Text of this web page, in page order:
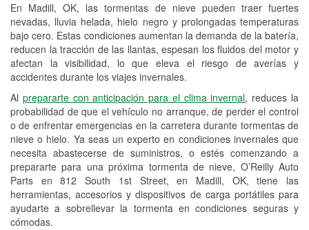
En Madill, OK, las tormentas de nieve pueden traer fuertes
nevadas, lluvia helada, hielo negro y prolongadas temperaturas
bajo cero. Estas condiciones aumentan la demanda de la batería,
reducen la tracción de las llantas, espesan los fluidos del motor y
afectan la visibilidad, lo que eleva el riesgo de averías y
accidentes durante los viajes invernales.
Al prepararte con anticipación para el clima invernal, reduces la
probabilidad de que el vehículo no arranque, de perder el control
o de enfrentar emergencias en la carretera durante tormentas de
nieve o hielo. Ya seas un experto en condiciones invernales que
necesita abastecerse de suministros, o estés comenzando a
prepararte para una próxima tormenta de nieve, O’Reilly Auto
Parts en 812 South 1st Street, en Madill, OK, tiene las
herramientas, accesorios y dispositivos de carga portátiles para
ayudarte a sobrellevar la tormenta en condiciones seguras y
cómodas.
Programa de Préstamo de
Herramientas
Rectificación de tambores y discos de
freno
Hurricane Supplies
Snowstorm Supplies
Tornado Supplies
Conoce más